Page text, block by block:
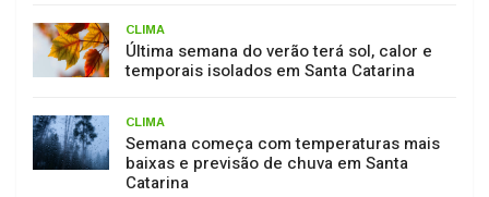
CLIMA
Última semana do verão terá sol, calor e
temporais isolados em Santa Catarina
CLIMA
Semana começa com temperaturas mais
baixas e previsão de chuva em Santa
Catarina